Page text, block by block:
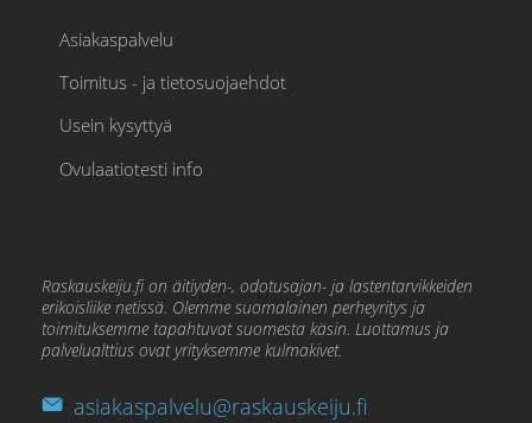
Asiakaspalvelu
Toimitus - ja tietosuojaehdot
Usein kysyttyä
Ovulaatiotesti info
Raskauskeiju.fi on äitiyden-, odotusajan- ja lastentarvikkeiden
erikoisliike netissä. Olemme suomalainen perheyritys ja
toimituksemme tapahtuvat suomesta käsin. Luottamus ja
palvelualttius ovat yrityksemme kulmakivet.
asiakaspalvelu@raskauskeiju.fi